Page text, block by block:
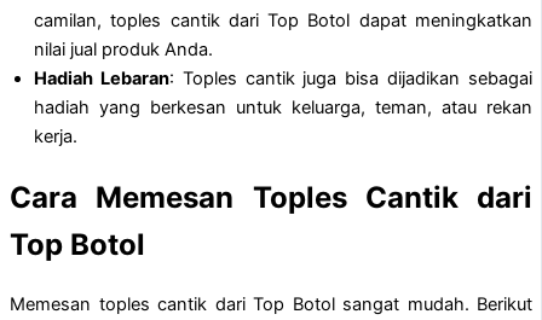
camilan, toples cantik dari Top Botol dapat meningkatkan
nilai jual produk Anda.
Hadiah Lebaran: Toples cantik juga bisa dijadikan sebagai
hadiah yang berkesan untuk keluarga, teman, atau rekan
kerja.
Cara Memesan Toples Cantik dari
Top Botol
Memesan toples cantik dari Top Botol sangat mudah. Berikut